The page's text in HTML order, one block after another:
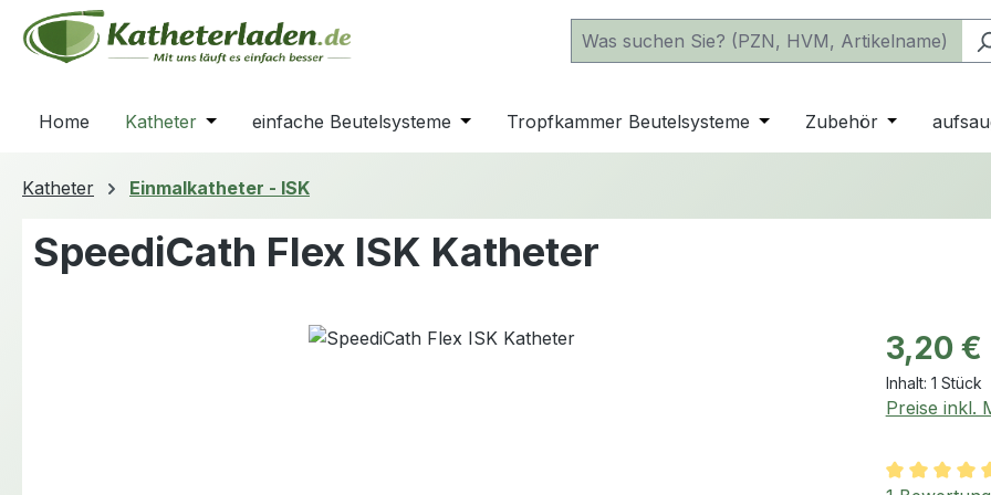
Hauptinhalt springen
Zur Suche springen
Zur Hauptnavigation springen
Home Katheter Öffne oder Schließe das Dropdown der Kategorie Katheter
einfache Beutelsysteme Öffne oder Schließe das Dropdown der Kategorie einfache
Tropfkammer Beutelsysteme Öffne oder Schließe das
Zubehör Öffne oder
Katheter Einmalkatheter - ISK
SpeediCath Flex ISK Katheter
Regulärer
3,20 €
Inhalt: 1 Stück
Preise inkl.